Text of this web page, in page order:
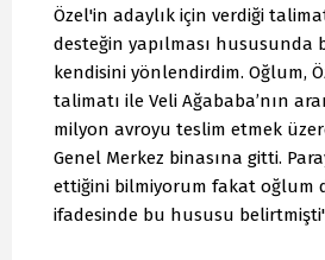
Özel'in adaylık için verdiği
desteğin yapılması hususunda
kendisini yönlendirdim. Oğlum,
talimatı ile Veli Ağababa’nın
milyon avroyu teslim etmek
Genel Merkez binasına gitti.
ettiğini bilmiyorum fakat oğlum
ifadesinde bu hususu